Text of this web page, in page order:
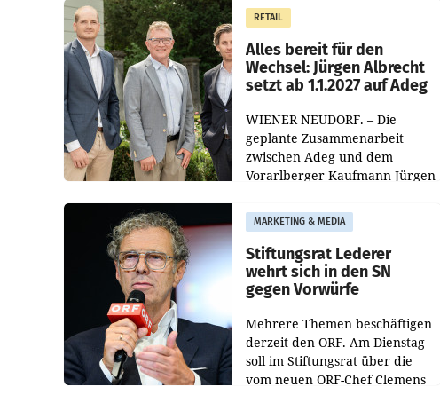
Müller die Initiative „Kreislauf-
Helden“ in allen
österreichischen Müller-Filialen
RETAIL
Alles bereit für den
Wechsel: Jürgen Albrecht
setzt ab 1.1.2027 auf Adeg
WIENER NEUDORF. – Die
geplante Zusammenarbeit
zwischen Adeg und dem
Vorarlberger Kaufmann Jürgen
freigegeben: Die
Bundeswettbewerbsbehörde
und der Bundeskartellanwalt
MARKETING & MEDIA
Stiftungsrat Lederer
wehrt sich in den SN
gegen Vorwürfe
Mehrere Themen beschäftigen
derzeit den ORF. Am Dienstag
soll im Stiftungsrat über die
vom neuen ORF-Chef Clemens